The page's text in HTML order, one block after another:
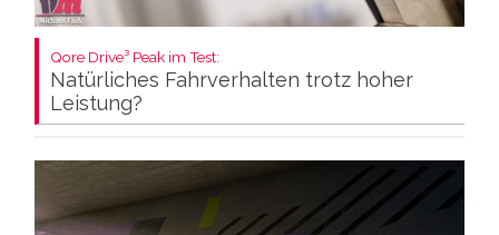
Qore Drive³ Peak im Test:
Natürliches Fahrverhalten trotz hoher
Leistung?